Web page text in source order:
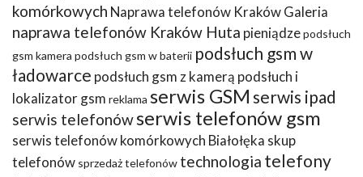
komórkowych Naprawa telefonów Kraków Galeria
naprawa telefonów Kraków Huta pieniądzepodsłuch
gsm kamera podsłuch gsm w baterii podsłuch gsm w
ładowarce podsłuch gsm z kamerą podsłuch i
lokalizator gsm reklama serwis GSM serwis ipad
serwis telefonówserwis telefonów gsm
serwis telefonów komórkowych Białołęka skup
telefonów sprzedaż telefonów technologia telefony